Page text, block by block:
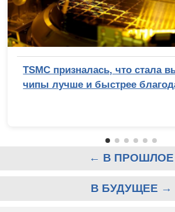
TSMC призналась, что стала
чипы лучше и быстрее
← В ПРОШЛОЕ
В БУДУЩЕЕ →